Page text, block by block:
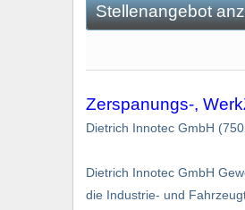
Stellenangebot
Zerspanungs-,
Dietrich Innotec GmbH
Dietrich Innotec GmbH
die Industrie- und